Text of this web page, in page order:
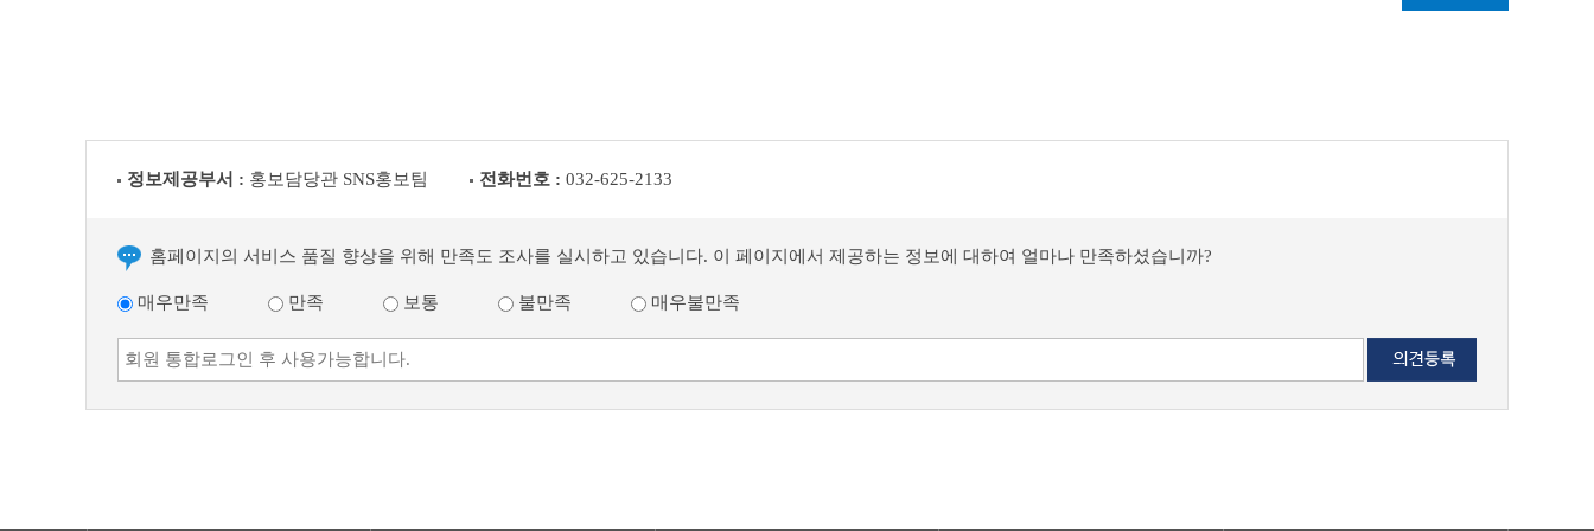
정보제공부서 : 홍보담당관 SNS홍보팀 전화번호 : 032-625-2133
홈페이지의 서비스 품질 향상을 위해 만족도 조사를 실시하고 있습니다. 이 페이지에서 제공하는 정보에 대하여 얼마나 만족하셨습니까?
매우만족 만족 보통 불만족 매우불만족